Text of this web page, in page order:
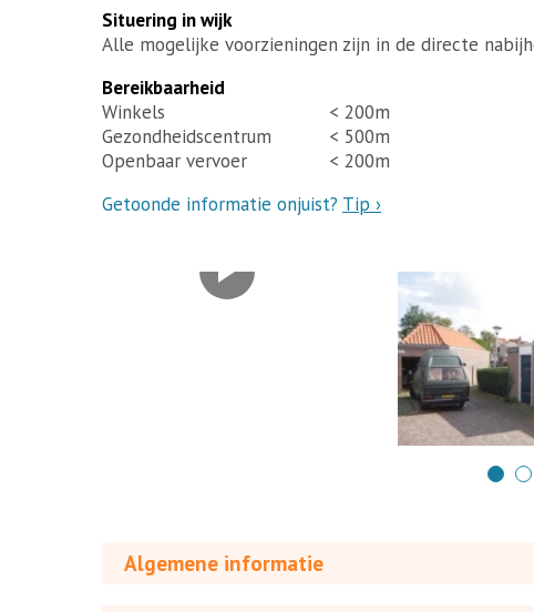
Situering in wijk
Alle mogelijke voorzieningen zijn in de directe
Bereikbaarheid
Winkels
< 200m
Gezondheidscentrum
< 500m
Openbaar vervoer
< 200m
Getoonde informatie onjuist? Tip ›
Algemene informatie